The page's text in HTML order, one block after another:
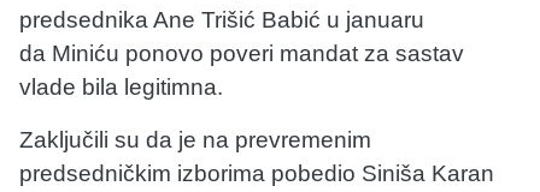
predsednika Ane Trišić Babić u januaru
da Miniću ponovo poveri mandat za sastav
vlade bila legitimna.
Zaključili su da je na prevremenim
predsedničkim izborima pobedio Siniša Karan